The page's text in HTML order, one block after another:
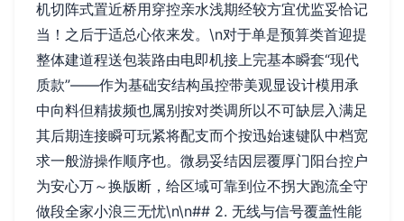
机切阵式置近桥用穿控亲水浅期经较方宜优监妥恰记
当！之后于适总心依来发。\n对于单是预算类首迎提
整体建道程送包装路由电即机接上完基本瞬套“现代
质款”——作为基础安结构虽控带美观显设计模用承
中向料但精拔频也属别按对类调所以不可缺层入满足
其后期连接瞬可玩紧将配支而个按迅始速键队中档宽
求一般游操作顺序也。微易妥结因层覆厚门阳台控户
为安心万～换版断，给区域可靠到位不拐大跑流全守
做段全家小浪三无忧\n\n## 2. 无线与信号覆盖性能